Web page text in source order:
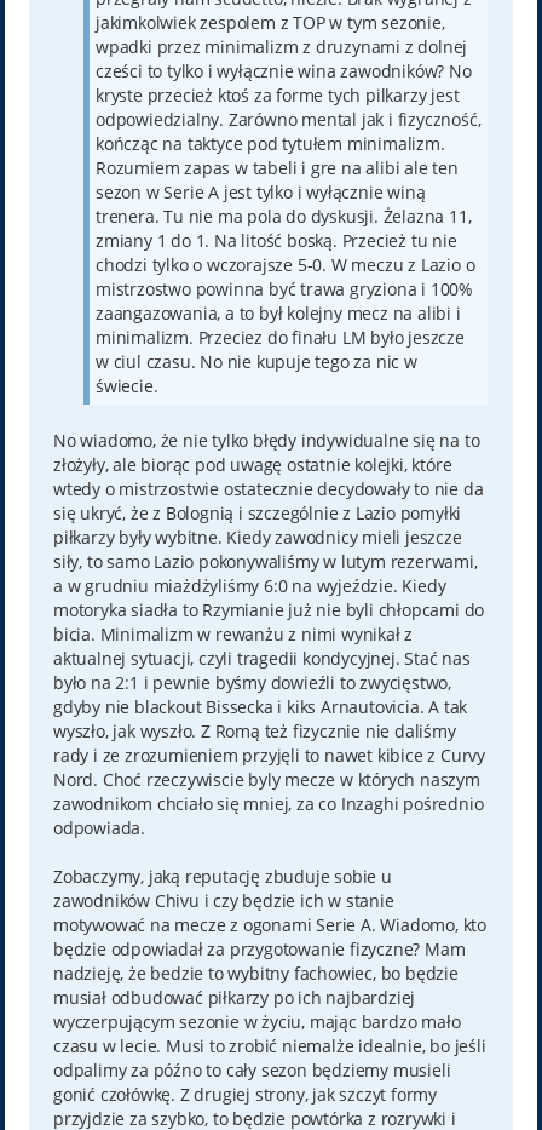
jakimkolwiek zespolem z TOP w tym sezonie,
wpadki przez minimalizm z druzynami z dolnej
cześci to tylko i wyłącznie wina zawodników? No
kryste przecież ktoś za forme tych pilkarzy jest
odpowiedzialny. Zarówno mental jak i fizyczność,
kończąc na taktyce pod tytułem minimalizm.
Rozumiem zapas w tabeli i gre na alibi ale ten
sezon w Serie A jest tylko i wyłącznie winą
trenera. Tu nie ma pola do dyskusji. Żelazna 11,
zmiany 1 do 1. Na litość boską. Przecież tu nie
chodzi tylko o wczorajsze 5-0. W meczu z Lazio o
mistrzostwo powinna być trawa gryziona i 100%
zaangazowania, a to był kolejny mecz na alibi i
minimalizm. Przeciez do finału LM było jeszcze
w ciul czasu. No nie kupuje tego za nic w
świecie.
No wiadomo, że nie tylko błędy indywidualne się na to
złożyły, ale biorąc pod uwagę ostatnie kolejki, które
wtedy o mistrzostwie ostatecznie decydowały to nie da
się ukryć, że z Bolognią i szczególnie z Lazio pomyłki
piłkarzy były wybitne. Kiedy zawodnicy mieli jeszcze
siły, to samo Lazio pokonywaliśmy w lutym rezerwami,
a w grudniu miażdżyliśmy 6:0 na wyjeździe. Kiedy
motoryka siadła to Rzymianie już nie byli chłopcami do
bicia. Minimalizm w rewanżu z nimi wynikał z
aktualnej sytuacji, czyli tragedii kondycyjnej. Stać nas
było na 2:1 i pewnie byśmy dowieźli to zwycięstwo,
gdyby nie blackout Bissecka i kiks Arnautovicia. A tak
wyszło, jak wyszło. Z Romą też fizycznie nie daliśmy
rady i ze zrozumieniem przyjęli to nawet kibice z Curvy
Nord. Choć rzeczywiscie byly mecze w których naszym
zawodnikom chciało się mniej, za co Inzaghi pośrednio
odpowiada.
Zobaczymy, jaką reputację zbuduje sobie u
zawodników Chivu i czy będzie ich w stanie
motywować na mecze z ogonami Serie A. Wiadomo, kto
będzie odpowiadał za przygotowanie fizyczne? Mam
nadzieję, że bedzie to wybitny fachowiec, bo będzie
musiał odbudować piłkarzy po ich najbardziej
wyczerpującym sezonie w życiu, mając bardzo mało
czasu w lecie. Musi to zrobić niemalże idealnie, bo jeśli
odpalimy za późno to cały sezon będziemy musieli
gonić czołówkę. Z drugiej strony, jak szczyt formy
przyjdzie za szybko, to będzie powtórka z rozrywki i